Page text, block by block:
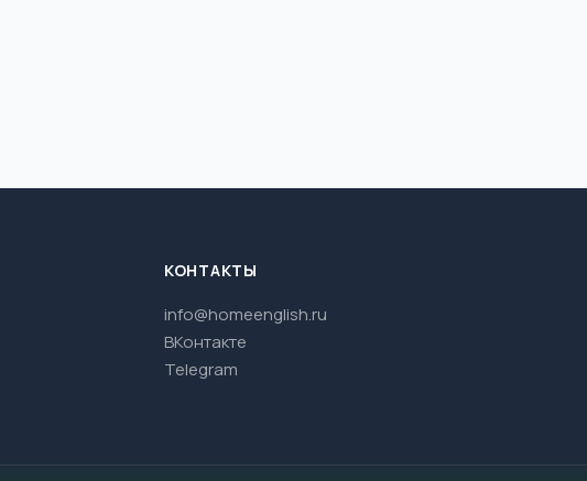
КОНТАКТЫ
info@homeenglish.ru
ВКонтакте
Telegram